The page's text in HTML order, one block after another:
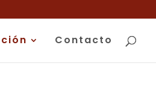
Contacto